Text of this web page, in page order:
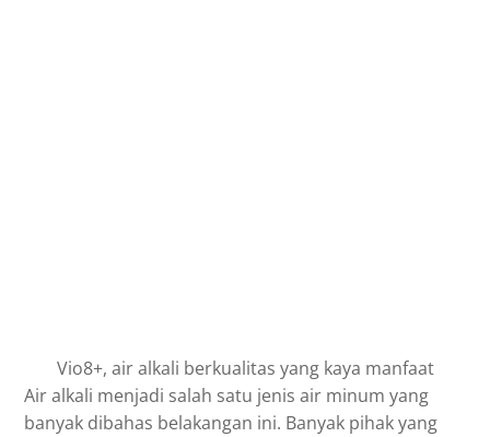
Vio8+, air alkali berkualitas yang kaya manfaat
Air alkali menjadi salah satu jenis air minum yang
banyak dibahas belakangan ini. Banyak pihak yang